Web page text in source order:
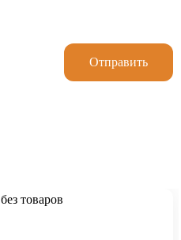
Отправить